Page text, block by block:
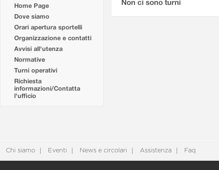
Home Page
Dove siamo
Orari apertura sportelli
Organizzazione e contatti
Avvisi all'utenza
Normative
Turni operativi
Richiesta
informazioni/Contatta
l'ufficio
Non ci sono turni
Chi siamo Eventi News e circolari Assistenza Faq